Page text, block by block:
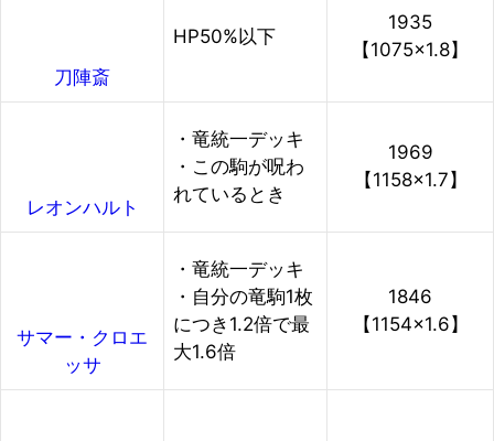
刀陣斎
HP50%以下
1935
【1075×1.8】
レオンハルト
・竜統一デッキ
・この駒が呪わ
れているとき
1969
【1158×1.7】
サマー・クロエ
ッサ
・竜統一デッキ
・自分の竜駒1枚
につき1.2倍で最
大1.6倍
1846
【1154×1.6】